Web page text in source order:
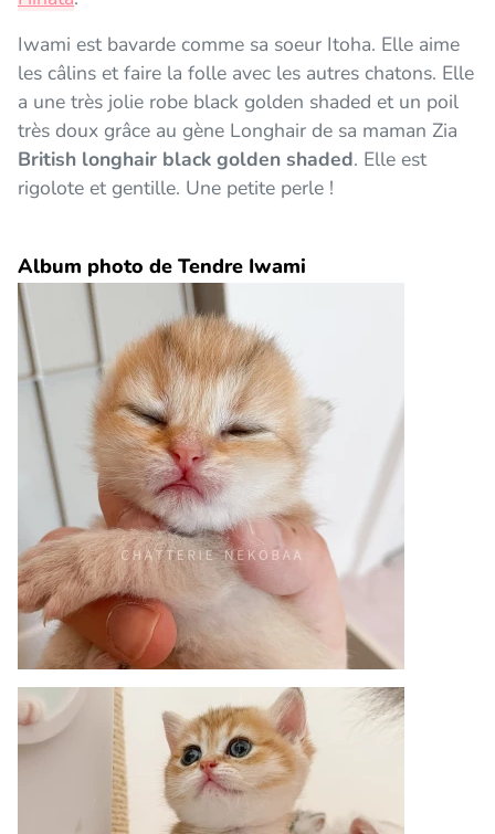
Iwami est bavarde comme sa soeur Itoha. Elle aime
les câlins et faire la folle avec les autres chatons. Elle
a une très jolie robe black golden shaded et un poil
très doux grâce au gène Longhair de sa maman Zia
British longhair black golden shaded. Elle est
rigolote et gentille. Une petite perle !
Album photo de Tendre Iwami